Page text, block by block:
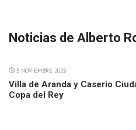
Noticias de Alberto
5 NOVIEMBRE 2025
Villa de Aranda y Caserio
Copa del Rey